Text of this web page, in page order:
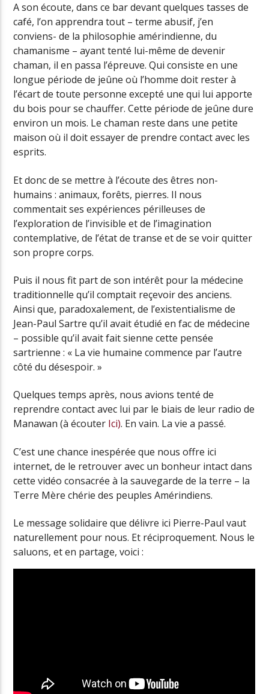
A son écoute, dans ce bar devant quelques tasses de
café, l’on apprendra tout – terme abusif, j’en
conviens- de la philosophie amérindienne, du
chamanisme – ayant tenté lui-même de devenir
chaman, il en passa l’épreuve. Qui consiste en une
longue période de jeûne où l’homme doit rester à
l’écart de toute personne excepté une qui lui apporte
du bois pour se chauffer. Cette période de jeûne dure
environ un mois. Le chaman reste dans une petite
maison où il doit essayer de prendre contact avec les
esprits.
Et donc de se mettre à l’écoute des êtres non-
humains : animaux, forêts, pierres. Il nous
commentait ses expériences périlleuses de
l’exploration de l’invisible et de l’imagination
contemplative, de l’état de transe et de se voir quitter
son propre corps.
Puis il nous fit part de son intérêt pour la médecine
traditionnelle qu’il comptait reçevoir des anciens.
Ainsi que, paradoxalement, de l’existentialisme de
Jean-Paul Sartre qu’il avait étudié en fac de médecine
– possible qu’il avait fait sienne cette pensée
sartrienne : « La vie humaine commence par l’autre
côté du désespoir. »
Quelques temps après, nous avions tenté de
reprendre contact avec lui par le biais de leur radio de
Manawan (à écouter Ici). En vain. La vie a passé.
C’est une chance inespérée que nous offre ici
internet, de le retrouver avec un bonheur intact dans
cette vidéo consacrée à la sauvegarde de la terre – la
Terre Mère chérie des peuples Amérindiens.
Le message solidaire que délivre ici Pierre-Paul vaut
naturellement pour nous. Et réciproquement. Nous le
saluons, et en partage, voici :